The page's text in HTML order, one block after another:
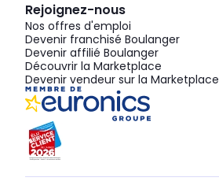
Rejoignez-nous
Nos offres d'emploi
Devenir franchisé Boulanger
Devenir affilié Boulanger
Découvrir la Marketplace
Devenir vendeur sur la Marketplace